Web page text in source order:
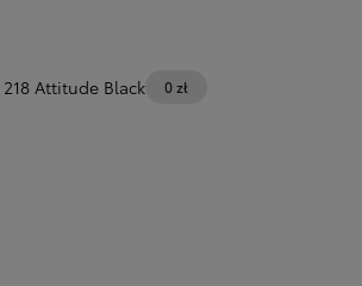
218 Attitude Black 0 zł